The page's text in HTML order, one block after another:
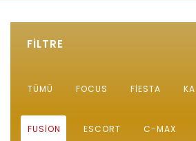
FİLTRE
TÜMÜ FOCUS FIESTA KA
FUSION ESCORT C-MAX